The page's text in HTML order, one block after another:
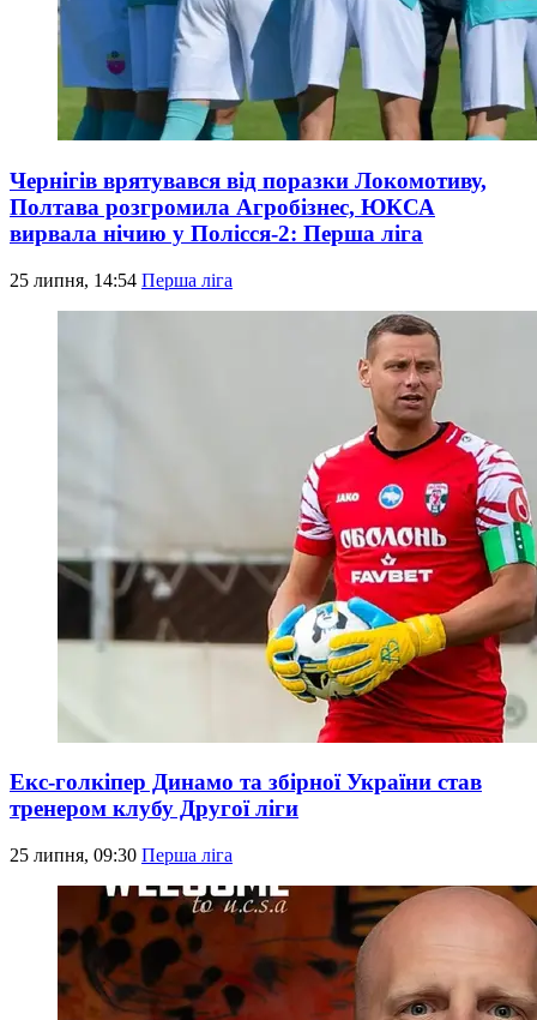
Чернігів врятувався від поразки Локомотиву,
Полтава розгромила Агробізнес, ЮКСА
вирвала нічию у Полісся-2: Перша ліга
25 липня, 14:54 Перша ліга
Екс-голкіпер Динамо та збірної України став
тренером клубу Другої ліги
25 липня, 09:30 Перша ліга